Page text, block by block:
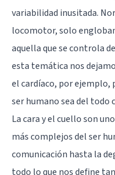
variabilidad inusitada.
locomotor, solo
aquella que se controla
esta temática nos
el cardíaco, por ejemplo,
ser humano sea del todo
La cara y el cuello son
más complejos del ser
comunicación hasta la
todo lo que nos define